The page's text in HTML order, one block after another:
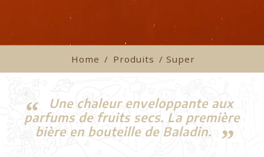
Home / Produits / Super
Une chaleur enveloppante aux
parfums de fruits secs. La première
bière en bouteille de Baladin.